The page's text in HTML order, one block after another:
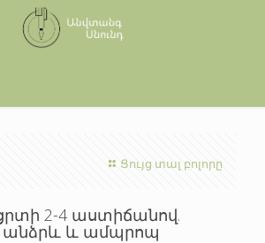
Ցույց տալ բոլորը
2-4 աստիճանով.
անձրև և ամպրոպ